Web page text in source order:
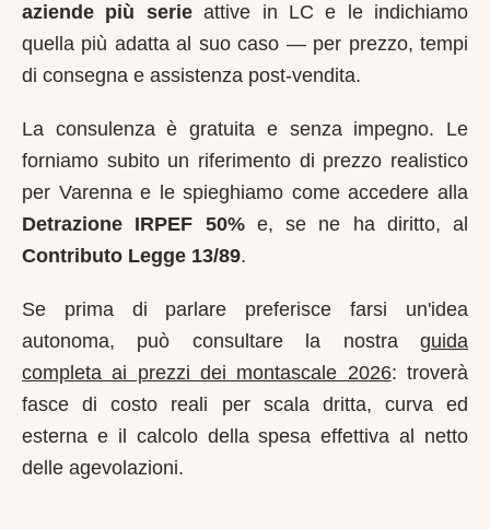
aziende più serieattive in LC e le indichiamo
quella più adatta al suo caso — per prezzo, tempi
di consegna e assistenza post-vendita.
La consulenza è gratuita e senza impegno. Le
forniamo subito un riferimento di prezzo realistico
per Varennae le spieghiamo come accedere alla
Detrazione IRPEF 50%e, se ne ha diritto, al
Contributo Legge 13/89.
Se prima di parlare preferisce farsi un'idea
autonoma, può consultare la nostra
guida
completa ai prezzi dei montascale 2026: troverà
fasce di costo reali per scala dritta, curva ed
esterna e il calcolo della spesa effettiva al netto
delle agevolazioni.